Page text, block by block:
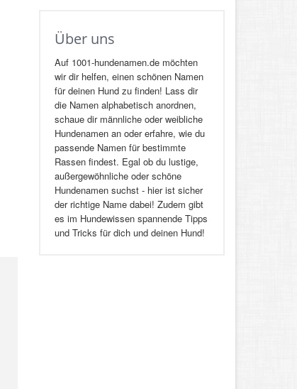
Über uns
Auf 1001-hundenamen.de möchten
wir dir helfen, einen schönen Namen
für deinen Hund zu finden! Lass dir
die Namen alphabetisch anordnen,
schaue dir männliche oder weibliche
Hundenamen an oder erfahre, wie du
passende Namen für bestimmte
Rassen findest. Egal ob du lustige,
außergewöhnliche oder schöne
Hundenamen suchst - hier ist sicher
der richtige Name dabei! Zudem gibt
es im Hundewissen spannende Tipps
und Tricks für dich und deinen Hund!